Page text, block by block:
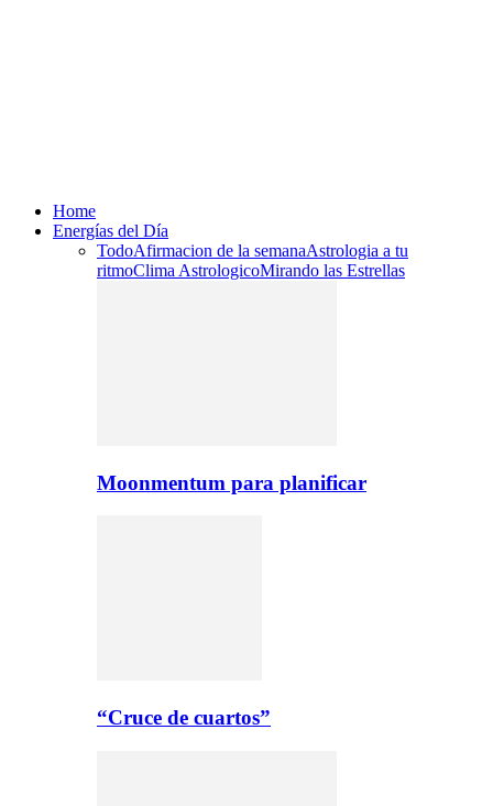
Home
Energías del Día
TodoAfirmacion de la semanaAstrologia a tu
ritmoClima AstrologicoMirando las Estrellas
Moonmentum para planificar
“Cruce de cuartos”